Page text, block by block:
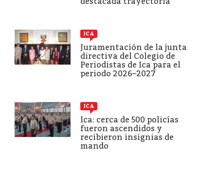
ICA
Juramentación de la junta
directiva del Colegio de
Periodistas de Ica para el
periodo 2026–2027
ICA
Ica: cerca de 500 policías
fueron ascendidos y
recibieron insignias de
mando